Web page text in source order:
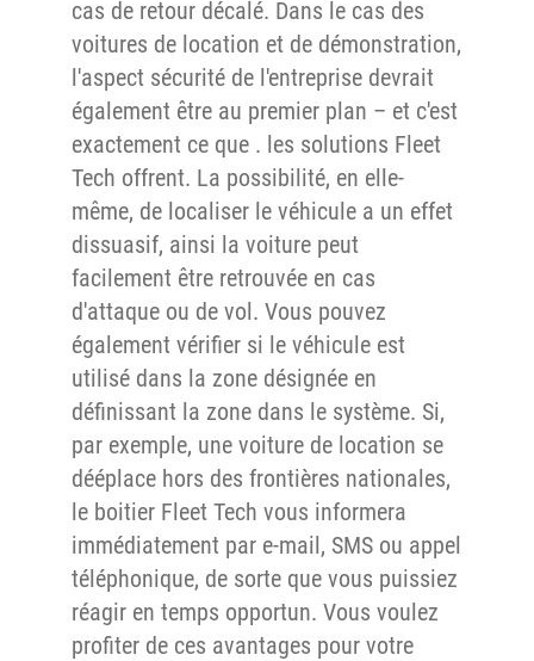
cas de retour décalé. Dans le cas des
voitures de location et de démonstration,
l'aspect sécurité de l'entreprise devrait
également être au premier plan – et c'est
exactement ce que . les solutions Fleet
Tech offrent. La possibilité, en elle-
même, de localiser le véhicule a un effet
dissuasif, ainsi la voiture peut
facilement être retrouvée en cas
d'attaque ou de vol. Vous pouvez
également vérifier si le véhicule est
utilisé dans la zone désignée en
définissant la zone dans le système. Si,
par exemple, une voiture de location se
dééplace hors des frontières nationales,
le boitier Fleet Tech vous informera
immédiatement par e-mail, SMS ou appel
téléphonique, de sorte que vous puissiez
réagir en temps opportun. Vous voulez
profiter de ces avantages pour votre